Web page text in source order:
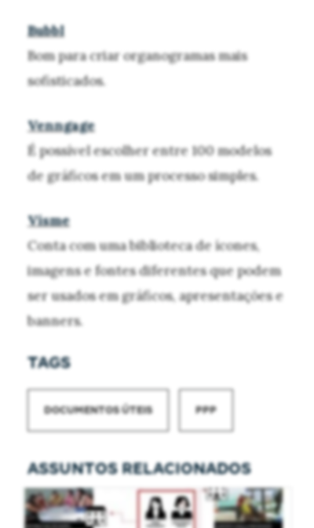
Bubbl
Bom para criar organogramas mais
sofisticados.
Venngage
É possível escolher entre 100 modelos
de gráficos em um processo simples.
Visme
Conta com uma biblioteca de ícones,
imagens e fontes diferentes que podem
ser usados em gráficos, apresentações e
banners.
TAGS
DOCUMENTOS ÚTEIS PPP
ASSUNTOS RELACIONADOS